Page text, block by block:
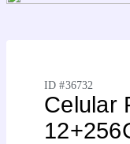
ID #36732
Celular